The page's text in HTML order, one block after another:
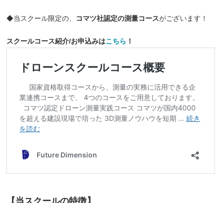
◆当スクール限定の、 コマツ社認定の測量コースがございます！
スクールコース紹介/お申込みはこちら ！
【当スクールの特徴】